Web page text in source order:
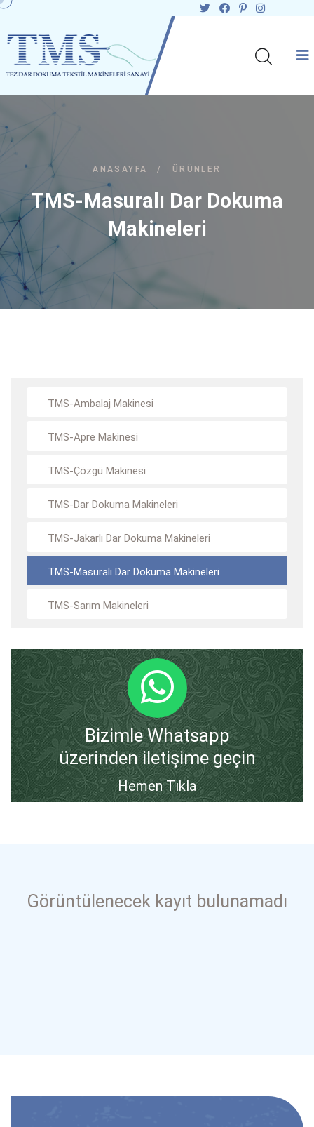
ANASAYFA / ÜRÜNLER
TMS-Masuralı Dar Dokuma
Makineleri
TMS-Ambalaj Makinesi
TMS-Apre Makinesi
TMS-Çözgü Makinesi
TMS-Dar Dokuma Makineleri
TMS-Jakarlı Dar Dokuma Makineleri
TMS-Masuralı Dar Dokuma Makineleri
TMS-Sarım Makineleri
Bizimle Whatsapp
üzerinden iletişime geçin
Hemen Tıkla
Görüntülenecek kayıt bulunamadı